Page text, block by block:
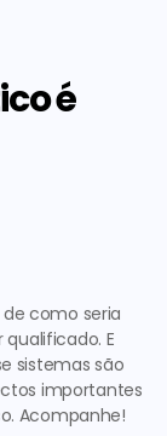
é
como seria
E
sistemas são
importantes
Acompanhe!